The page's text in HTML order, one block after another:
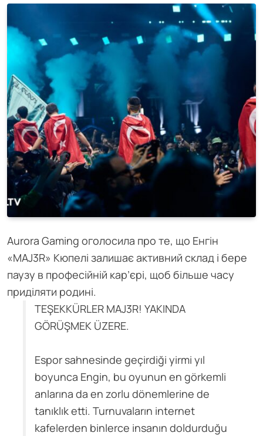
Aurora Gaming оголосила про те, що Енгін
«MAJ3R» Кюпелі залишає активний склад і бере
паузу в професійній кар’єрі, щоб більше часу
приділяти родині.
TEŞEKKÜRLER MAJ3R! YAKINDA
GÖRÜŞMEK ÜZERE.
Espor sahnesinde geçirdiği yirmi yıl
boyunca Engin, bu oyunun en görkemli
anlarına da en zorlu dönemlerine de
tanıklık etti. Turnuvaların internet
kafelerden binlerce insanın doldurduğu